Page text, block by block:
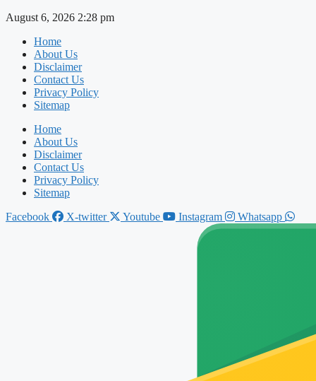
Skip
content
August 6, 2026 2:28 pm
Home
About Us
Disclaimer
Contact Us
Privacy Policy
Sitemap
Home
About Us
Disclaimer
Contact Us
Privacy Policy
Sitemap
Facebook
X-twitter Youtube Instagram Whatsapp